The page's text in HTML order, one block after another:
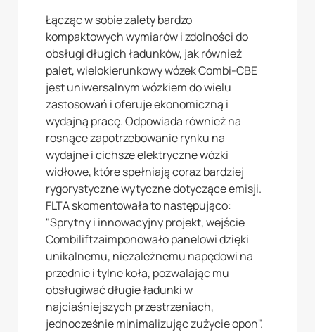
Łącząc w sobie zalety bardzo
kompaktowych wymiarów i zdolności do
obsługi długich ładunków, jak również
palet, wielokierunkowy wózek Combi-CBE
jest uniwersalnym wózkiem do wielu
zastosowań i oferuje ekonomiczną i
wydajną pracę. Odpowiada również na
rosnące zapotrzebowanie rynku na
wydajne i cichsze elektryczne wózki
widłowe, które spełniają coraz bardziej
rygorystyczne wytyczne dotyczące emisji.
FLTA skomentowała to następująco:
"Sprytny i innowacyjny projekt, wejście
Combiliftzaimponowało panelowi dzięki
unikalnemu, niezależnemu napędowi na
przednie i tylne koła, pozwalając mu
obsługiwać długie ładunki w
najciaśniejszych przestrzeniach,
jednocześnie minimalizując zużycie opon".